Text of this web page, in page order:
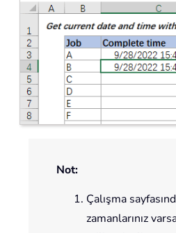
Not:
Çalışma
zamanlarınız